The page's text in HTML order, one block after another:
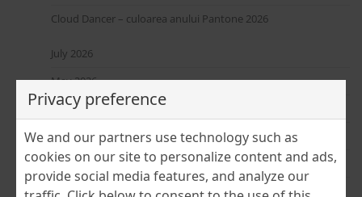
Cloud Dancer – culoarea anului Pantone 2026
July 2026
May 2026
April 2026
January 2026
December 2025
October 2025
Privacy preference
We and our partners use technology such as
cookies on our site to personalize content and ads,
provide social media features, and analyze our